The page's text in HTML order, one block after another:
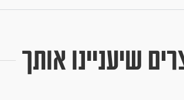
שיעניינו אותך